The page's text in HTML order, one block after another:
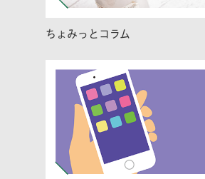
ちょみっとコラム